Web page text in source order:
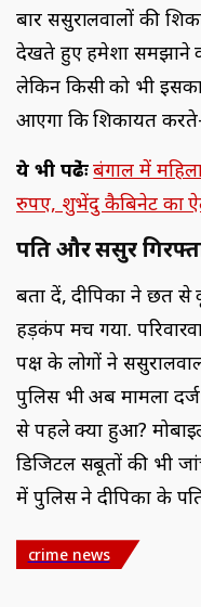
बार ससुरालवालों की
देखते हुए हमेशा समझाने
लेकिन किसी को भी
आएगा कि शिकायत
ये भी पढे़ंः बंगाल में
रुपए, शुभेंदु कैबिनेट का
पति और ससुर
बता दें, दीपिका ने छत
हड़कंप मच गया.
पक्ष के लोगों ने
पुलिस भी अब मामला
से पहले क्या हुआ?
डिजिटल सबूतों की भी
में पुलिस ने दीपिका के
crime news